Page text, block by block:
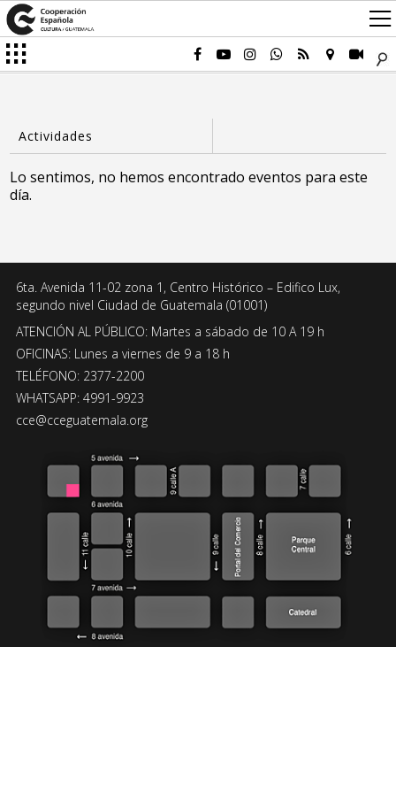
Lo sentimos, no hemos encontrado eventos para este
día.
6ta. Avenida 11-02 zona 1, Centro Histórico – Edifico Lux,
segundo nivel Ciudad de Guatemala (01001)
ATENCIÓN AL PÚBLICO: Martes a sábado de 10 A 19 h
OFICINAS: Lunes a viernes de 9 a 18 h
TELÉFONO: 2377-2200
WHATSAPP: 4991-9923
cce@cceguatemala.org